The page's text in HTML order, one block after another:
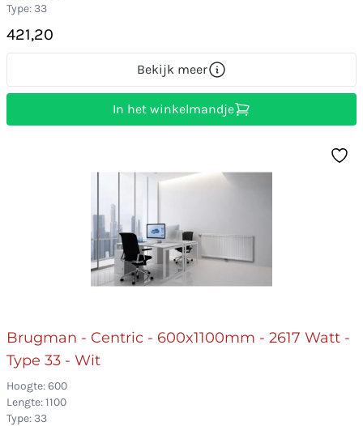
Type: 33
421,20
Bekijk meer
In het winkelmandje
Brugman - Centric - 600x1100mm - 2617 Watt -
Type 33 - Wit
Hoogte: 600
Lengte: 1100
Type: 33